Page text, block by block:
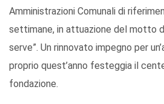
Amministrazioni Comunali di
settimane, in attuazione del motto
serve”. Un rinnovato impegno per
proprio quest’anno festeggia il
fondazione.